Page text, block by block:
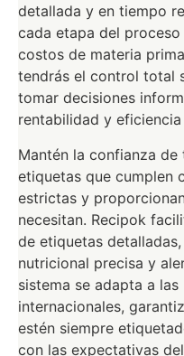
detallada y en tiempo
cada etapa del
costos de materia
tendrás el control total
tomar decisiones
rentabilidad y
Mantén la confianza
etiquetas que cumplen
estrictas y
necesitan. Recipok
de etiquetas
nutricional precisa y
sistema se adapta a
internacionales,
estén siempre
con las expectativas